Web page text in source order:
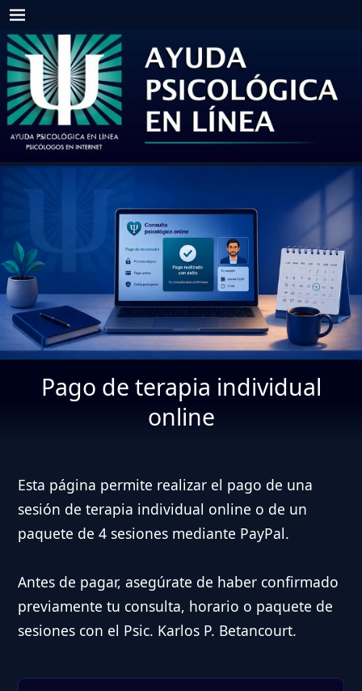
Pago de terapia individual
online
Esta página permite realizar el pago de una
sesión de terapia individual online o de un
paquete de 4 sesiones mediante PayPal.
Antes de pagar, asegúrate de haber confirmado
previamente tu consulta, horario o paquete de
sesiones con el Psic. Karlos P. Betancourt.